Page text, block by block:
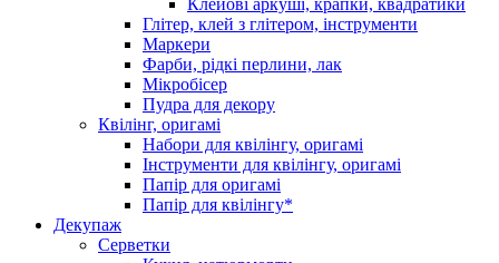
Глітер, клей з глітером, інструменти
Маркери
Фарби, рідкі перлини, лак
Мікробісер
Пудра для декору
Квілінг, оригамі
Набори для квілінгу, оригамі
Інструменти для квілінгу, оригамі
Папір для оригамі
Папір для квілінгу*
Декупаж
Серветки